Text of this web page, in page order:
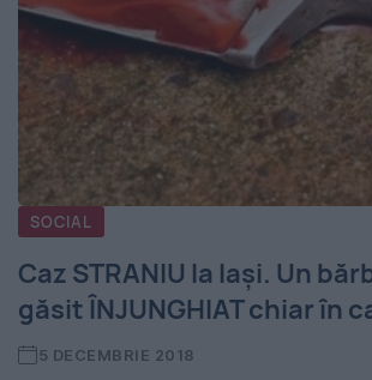
SOCIAL
Caz STRANIU la Iași. Un
găsit ÎNJUNGHIAT chiar în
5 DECEMBRIE 2018